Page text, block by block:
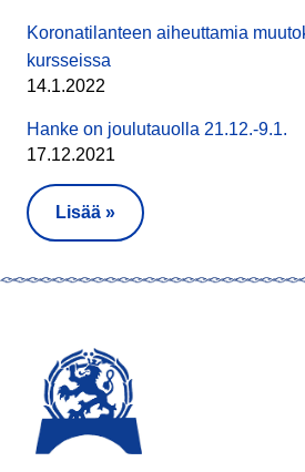
Koronatilanteen aiheuttamia
kursseissa
14.1.2022
Hanke on joulutauolla 21.12.-9.1.
17.12.2021
Lisää »